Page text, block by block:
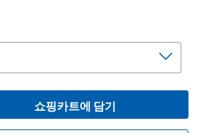
쇼핑카트에 담기